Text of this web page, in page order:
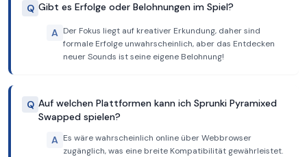
Q Gibt es Erfolge oder Belohnungen im Spiel?
A Der Fokus liegt auf kreativer Erkundung, daher sind
formale Erfolge unwahrscheinlich, aber das Entdecken
neuer Sounds ist seine eigene Belohnung!
Q Auf welchen Plattformen kann ich Sprunki Pyramixed
Swapped spielen?
A Es wäre wahrscheinlich online über Webbrowser
zugänglich, was eine breite Kompatibilität gewährleistet.